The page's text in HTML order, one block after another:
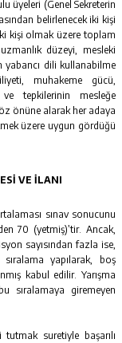
üyeleri (Genel Sekreterin
belirlenecek iki kişi
kişi olmak üzere toplam
düzeyi, mesleki
dili kullanabilme
muhakeme gücü,
ve tepkilerinin mesleğe
önüne alarak her adaya
üzere uygun gördüğü
VE İLANI
sınav sonucunu
70 (yetmiş)’tir. Ancak,
sayısından fazla ise,
yapılarak, boş
kabul edilir. Yarışma
sıralamaya giremeyen
tutmak suretiyle başarılı